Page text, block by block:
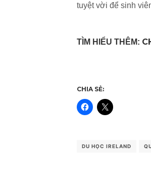
tuyệt vời để sinh
TÌM HIỂU THÊM:
CHIA SẺ:
DU HỌC IRELAND